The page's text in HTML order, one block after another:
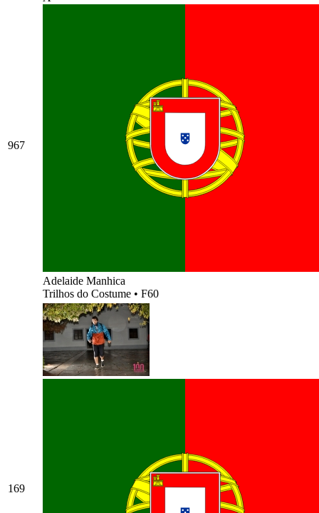
967
Adelaide Manhica
Trilhos do Costume • F60
169